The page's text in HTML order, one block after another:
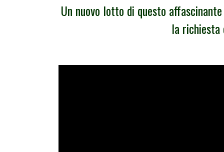
Un nuovo lotto di questo
la